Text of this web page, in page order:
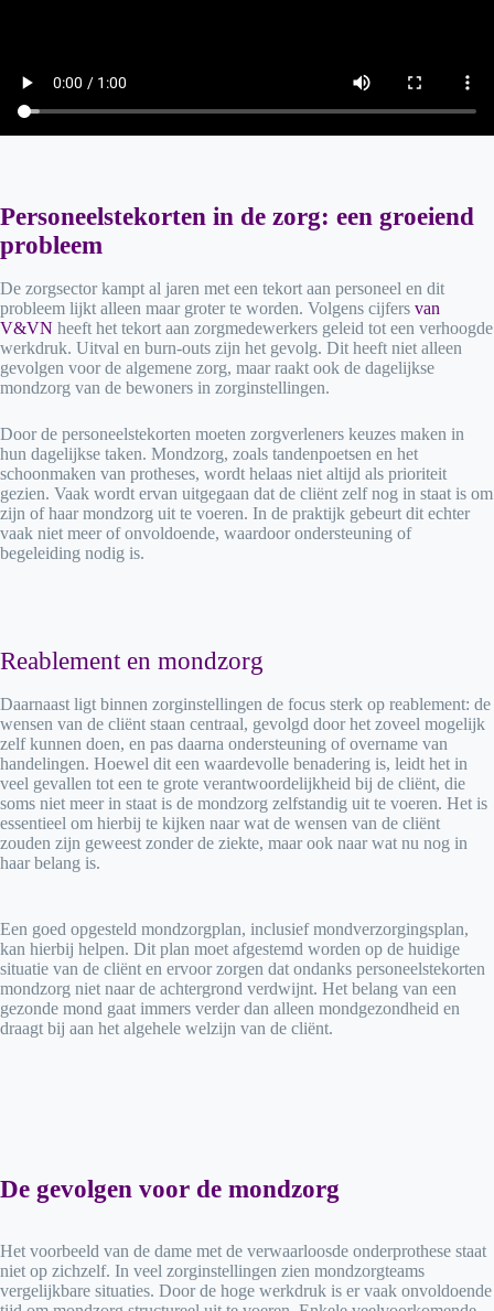
Personeelstekorten in de zorg: een groeiend
probleem
De zorgsector kampt al jaren met een tekort aan personeel en dit
probleem lijkt alleen maar groter te worden. Volgens cijfers van
V&VN heeft het tekort aan zorgmedewerkers geleid tot een verhoogde
werkdruk. Uitval en burn-outs zijn het gevolg. Dit heeft niet alleen
gevolgen voor de algemene zorg, maar raakt ook de dagelijkse
mondzorg van de bewoners in zorginstellingen.
Door de personeelstekorten moeten zorgverleners keuzes maken in
hun dagelijkse taken. Mondzorg, zoals tandenpoetsen en het
schoonmaken van protheses, wordt helaas niet altijd als prioriteit
gezien. Vaak wordt ervan uitgegaan dat de cliënt zelf nog in staat is om
zijn of haar mondzorg uit te voeren. In de praktijk gebeurt dit echter
vaak niet meer of onvoldoende, waardoor ondersteuning of
begeleiding nodig is.
Reablement en mondzorg
Daarnaast ligt binnen zorginstellingen de focus sterk op reablement: de
wensen van de cliënt staan centraal, gevolgd door het zoveel mogelijk
zelf kunnen doen, en pas daarna ondersteuning of overname van
handelingen. Hoewel dit een waardevolle benadering is, leidt het in
veel gevallen tot een te grote verantwoordelijkheid bij de cliënt, die
soms niet meer in staat is de mondzorg zelfstandig uit te voeren. Het is
essentieel om hierbij te kijken naar wat de wensen van de cliënt
zouden zijn geweest zonder de ziekte, maar ook naar wat nu nog in
haar belang is.
Een goed opgesteld mondzorgplan, inclusief mondverzorgingsplan,
kan hierbij helpen. Dit plan moet afgestemd worden op de huidige
situatie van de cliënt en ervoor zorgen dat ondanks personeelstekorten
mondzorg niet naar de achtergrond verdwijnt. Het belang van een
gezonde mond gaat immers verder dan alleen mondgezondheid en
draagt bij aan het algehele welzijn van de cliënt.
De gevolgen voor de mondzorg
Het voorbeeld van de dame met de verwaarloosde onderprothese staat
niet op zichzelf. In veel zorginstellingen zien mondzorgteams
vergelijkbare situaties. Door de hoge werkdruk is er vaak onvoldoende